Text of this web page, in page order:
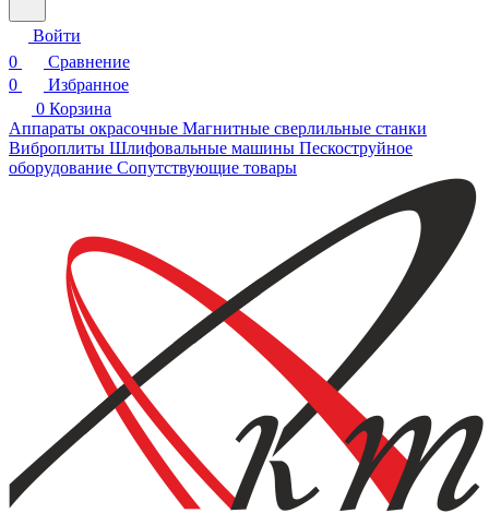
Войти
0
Сравнение
0
Избранное
0 Корзина
Аппараты окрасочные Магнитные сверлильные станки
Виброплиты Шлифовальные машины Пескоструйное
оборудование Сопутствующие товары